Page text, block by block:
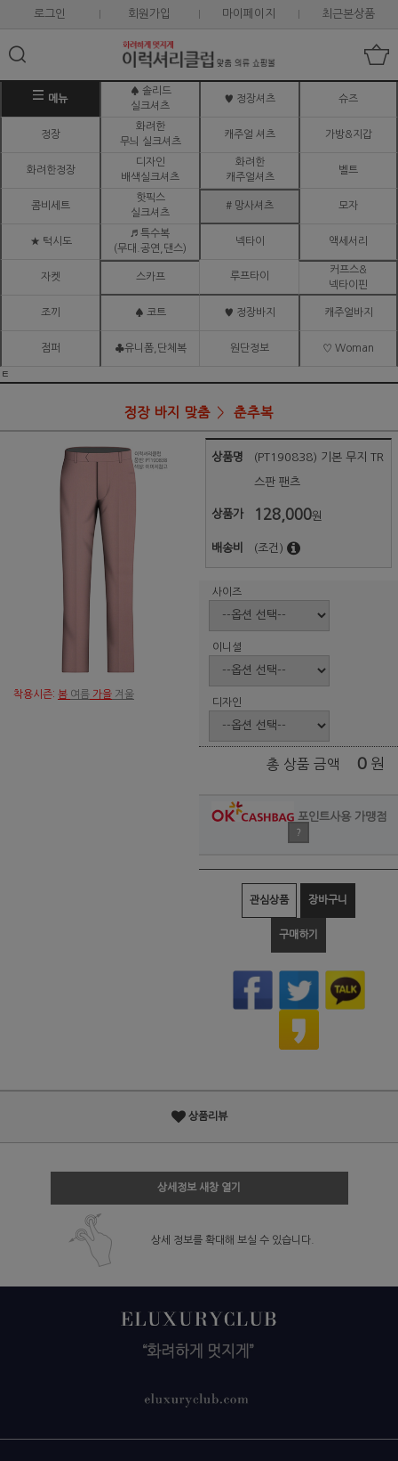
로그인 회원가입 마이페이지 최근본상품
메뉴
♠ 솔리드
실크셔츠
♥ 정장셔츠 슈즈
정장
화려한
무늬 실크셔츠
캐주얼 셔츠 가방&지갑
화려한정장
디자인
배색실크셔츠
화려한
캐주얼셔츠
벨트
콤비세트
핫픽스
실크셔츠
# 망사셔츠 모자
★ 턱시도
♬ 특수복
(무대.공연,댄스)
넥타이 액세서리
자켓 스카프 루프타이
커프스&
넥타이핀
조끼 ♠ 코트 ♥ 정장바지 캐주얼바지
점퍼 ♣유니폼,단체복 원단정보 ♡ Woman
ㅌ
정장 바지 맞춤 춘추복
착용시즌: 봄 여름 가을 겨울
상품명 (PT190838) 기본 무지 TR
스판 팬츠
상품가 128,000원
배송비 (조건)
사이즈
이니셜
디자인
총 상품 금액 0 원
포인트사용 가맹점
?
관심상품 장바구니
구매하기
상품리뷰
상세정보 새창 열기
상세 정보를 확대해 보실 수 있습니다.